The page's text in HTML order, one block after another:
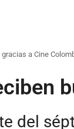
a Cine
del